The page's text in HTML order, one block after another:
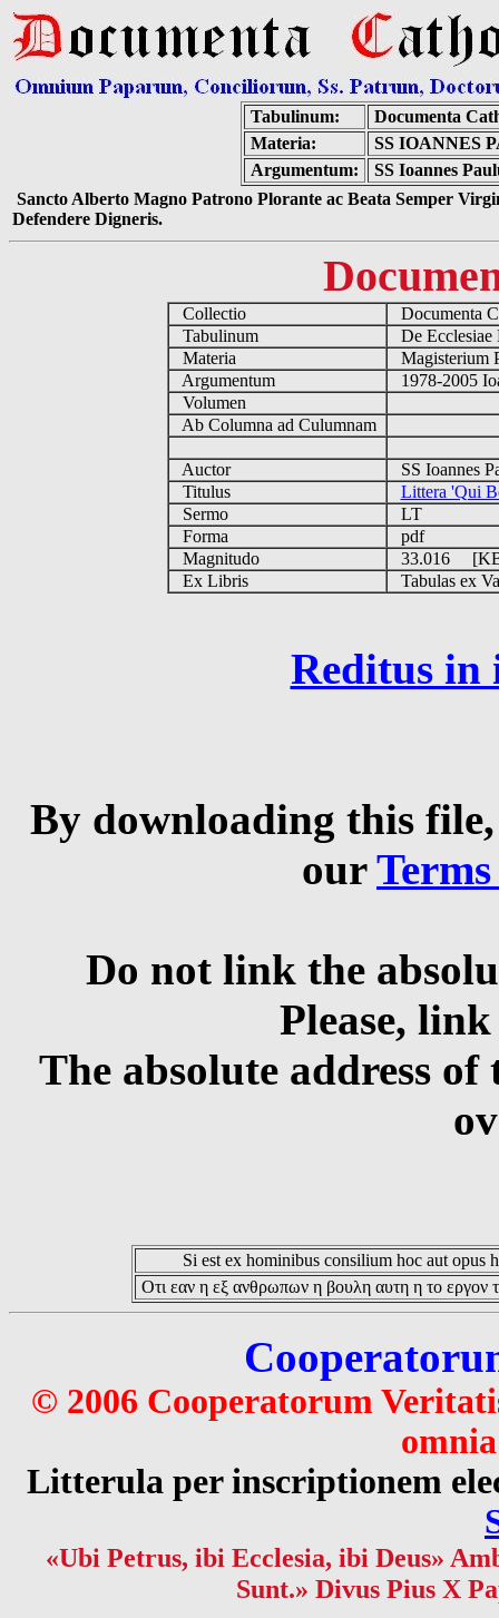
Tabulinum:
Documenta
Materia:
SS IOANNES
Argumentum:
SS Ioannes
Sancto Alberto Magno Patrono Plorante ac Beata Semper
Defendere Digneris.
Collectio
Documenta
Tabulinum
De
Materia
Magisterium
Argumentum
1978-2005
Volumen
Ab Columna ad Culumnam
Auctor
SS Ioannes
Titulus
Littera 'Qui
Sermo
LT
Forma
pdf
Magnitudo
33.016
Ex Libris
Tabulas ex
Reditus in
By downloading this
our
Do not link the
Please,
The absolute address
Si est ex hominibus consilium hoc aut opus
Οτι εαν η εξ ανθρωπων η βουλη αυτη η το εργον
© 2006 Cooperatorum
Litterula per inscriptionem
«Ubi Petrus, ibi Ecclesia, ibi Deus»
Sunt.» Divus Pius X